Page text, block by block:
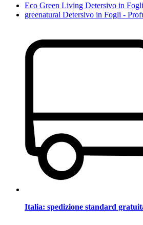
Eco Green Living Detersivo in
greenatural Detersivo in Fogli -
Italia: spedizione standard